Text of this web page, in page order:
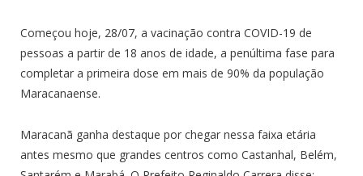
Começou hoje, 28/07, a vacinação contra COVID-19 de
pessoas a partir de 18 anos de idade, a penúltima fase para
completar a primeira dose em mais de 90% da população
Maracanaense.
Maracanã ganha destaque por chegar nessa faixa etária
antes mesmo que grandes centros como Castanhal, Belém,